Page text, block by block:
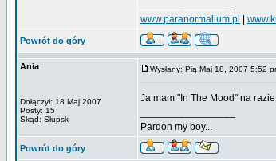
www.paranormalium.pl
Powrót do góry
Ania
Dołączył: 18 Maj 2007
Posty: 15
Skąd: Słupsk
Wysłany: Pią Maj 18, 2007 5:52
Ja mam "In The Mood" na
Pardon my boy...
Powrót do góry